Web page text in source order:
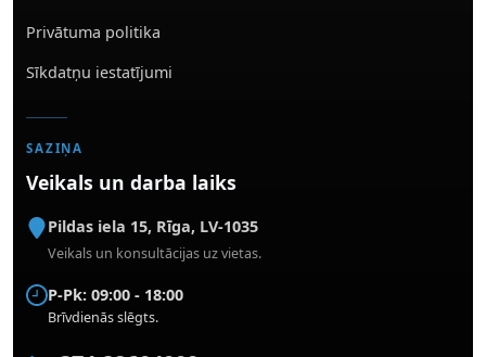
Privātuma politika
Sīkdatņu iestatījumi
SAZIŅA
Veikals un darba laiks
Pildas iela 15, Rīga, LV-1035
Veikals un konsultācijas uz vietas.
P-Pk: 09:00 - 18:00
Brīvdienās slēgts.